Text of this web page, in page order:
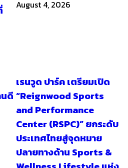
August 4, 2026
ดี
เรนวูด ปาร์ค เตรียมเปิด
“Reignwood Sports
and Performance
Center (RSPC)” ยกระดับ
ประเทศไทยสู่จุดหมาย
ปลายทางด้าน Sports &